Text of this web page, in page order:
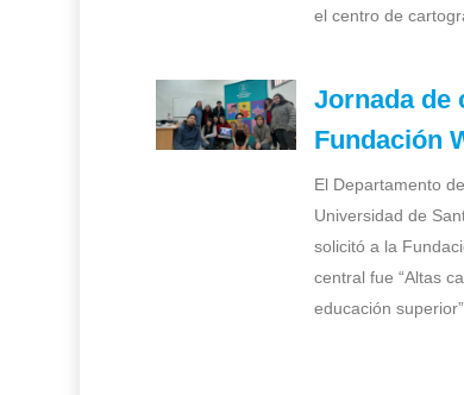
el centro de
Jornada de
Fundación
El Departamento
Universidad de
solicitó a la
central fue “Altas
educación superior”.